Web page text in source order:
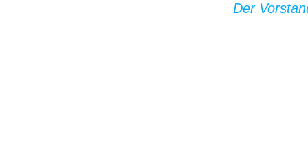
Der